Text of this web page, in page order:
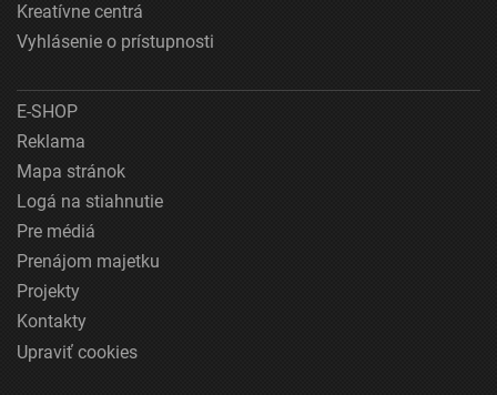
Kreatívne centrá
Vyhlásenie o prístupnosti
E-SHOP
Reklama
Mapa stránok
Logá na stiahnutie
Pre médiá
Prenájom majetku
Projekty
Kontakty
Upraviť cookies